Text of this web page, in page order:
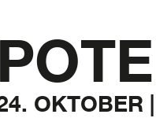
OKTOBER